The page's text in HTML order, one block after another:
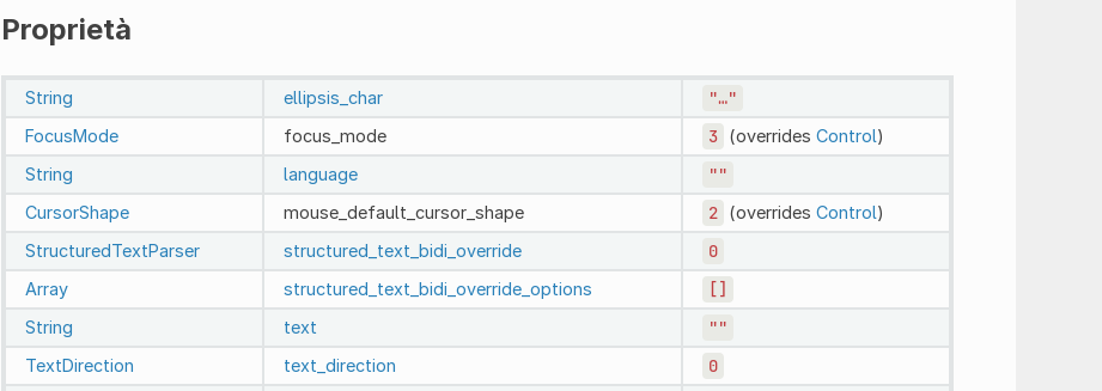
Proprietà
String ellipsis_char "…"
FocusMode focus_mode 3 (overrides Control)
String
language ""
CursorShape mouse_default_cursor_shape 2 (overrides Control)
StructuredTextParser
structured_text_bidi_override 0
Array structured_text_bidi_override_options []
String text ""
TextDirection text_direction 0